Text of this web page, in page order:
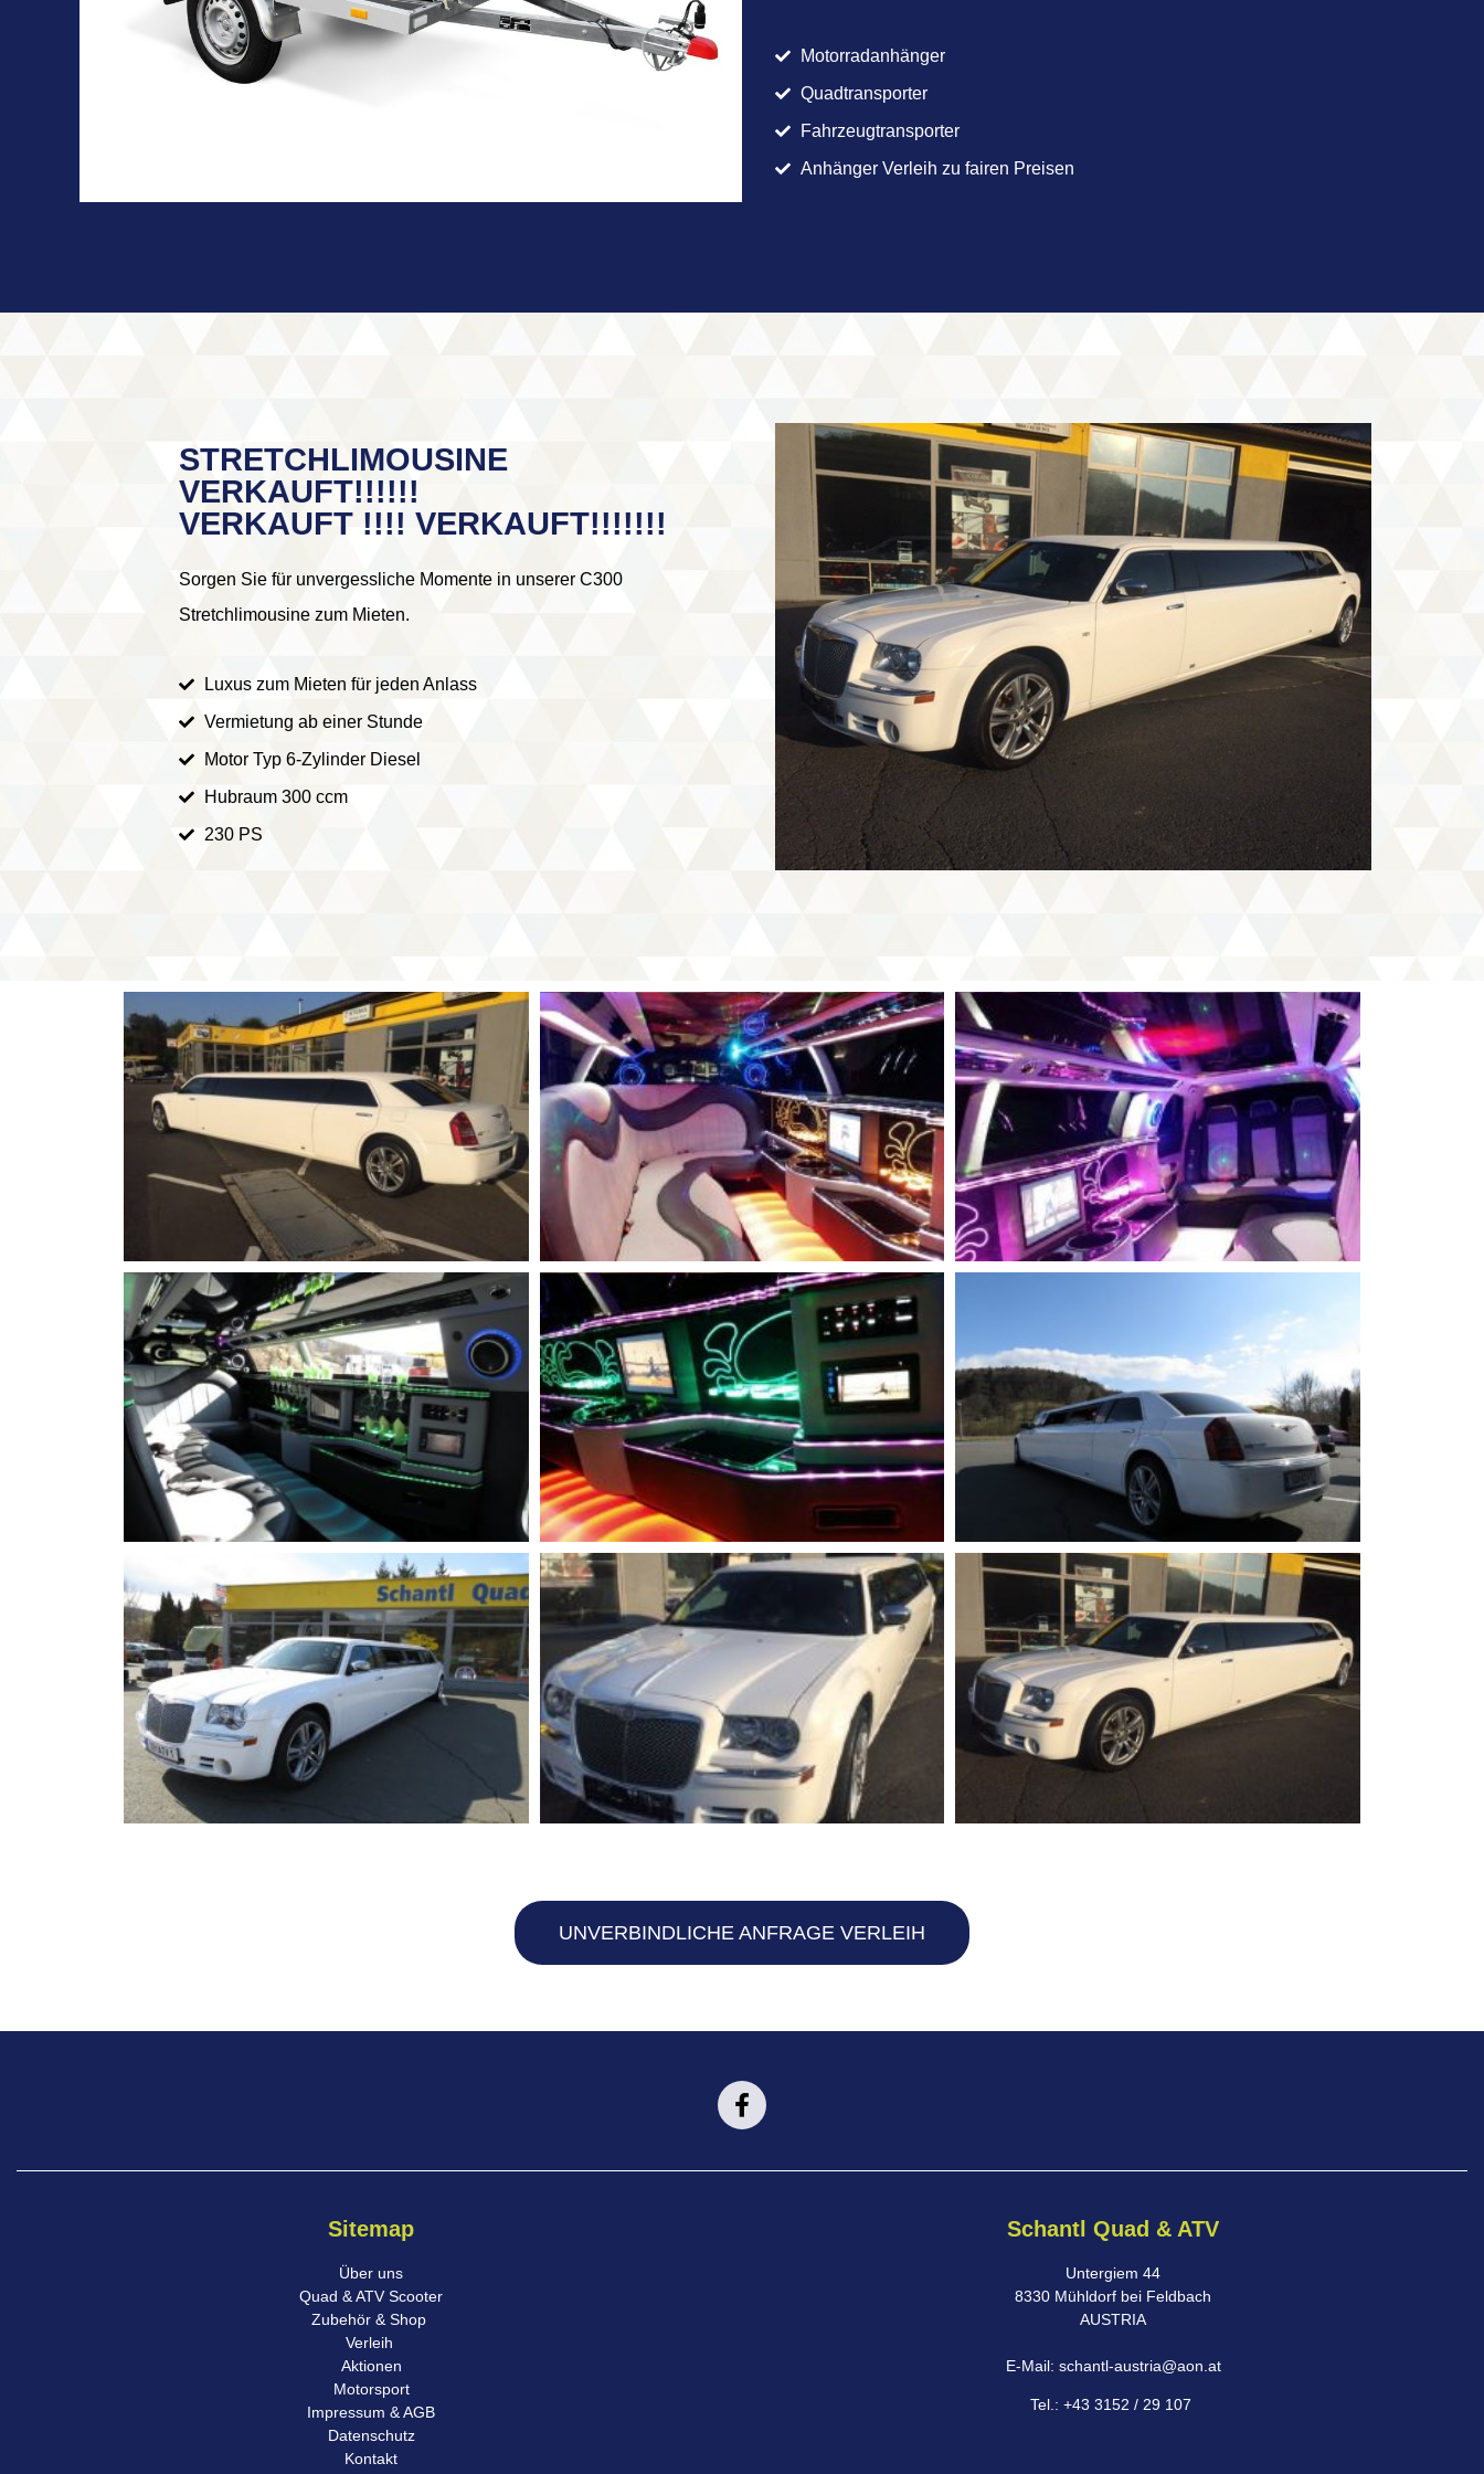
Motorradanhänger
Quadtransporter
Fahrzeugtransporter
Anhänger Verleih zu fairen Preisen
STRETCHLIMOUSINE
VERKAUFT!!!!!!
VERKAUFT !!!! VERKAUFT!!!!!!!
Sorgen Sie für unvergessliche Momente in unserer C300
Stretchlimousine zum Mieten.
Luxus zum Mieten für jeden Anlass
Vermietung ab einer Stunde
Motor Typ 6-Zylinder Diesel
Hubraum 300 ccm
230 PS
UNVERBINDLICHE ANFRAGE VERLEIH
Sitemap
Über uns
Quad & ATV Scooter
Zubehör & Shop
Verleih
Aktionen
Motorsport
Impressum & AGB
Datenschutz
Kontakt
Schantl Quad & ATV
Untergiem 44
8330 Mühldorf bei Feldbach
AUSTRIA
E-Mail: schantl-austria@aon.at
Tel.: +43 3152 / 29 107